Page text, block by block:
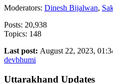
Moderators: Dinesh Bijalwan,
Posts: 20,938
Topics: 148
Last post: August 22, 2023,
devbhumi
Uttarakhand Updates